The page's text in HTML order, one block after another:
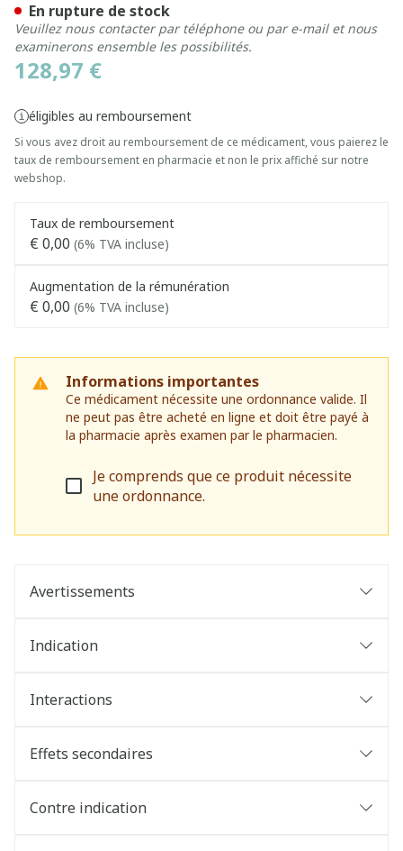
128,97 €
éligibles au remboursement
Si vous avez droit au remboursement de ce médicament, vous paierez le
taux de remboursement en pharmacie et non le prix affiché sur notre
webshop.
Taux de remboursement
€ 0,00 (6% TVA incluse)
Augmentation de la rémunération
€ 0,00 (6% TVA incluse)
Informations importantes
Ce médicament nécessite une ordonnance valide. Il
ne peut pas être acheté en ligne et doit être payé à
la pharmacie après examen par le pharmacien.
Je comprends que ce produit nécessite
une ordonnance.
En rupture de stock
Veuillez nous contacter par téléphone ou par e-mail et nous
examinerons ensemble les possibilités.
Avertissements
Indication
Interactions
Effets secondaires
Contre indication